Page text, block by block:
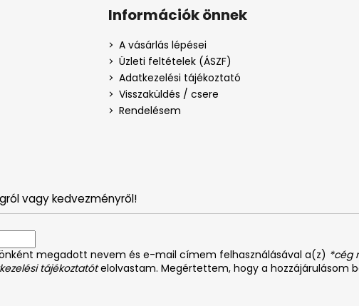
vagy kedvezményről!
megadott nevem és e-mail címem felhasználásával a(z) *cég
tájékoztatót elolvastam. Megértettem, hogy a hozzájárulásom
Információk önnek
A vásárlás lépései
Üzleti feltételek (ÁSZF)
Adatkezelési tájékoztató
Visszaküldés / csere
Rendelésem